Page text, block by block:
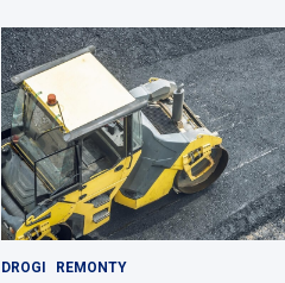
DROGI REMONTY